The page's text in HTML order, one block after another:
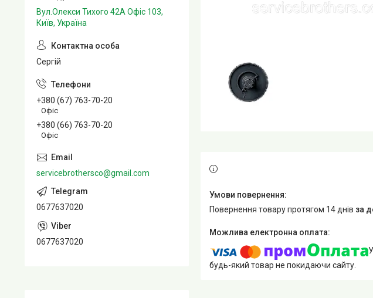
повернення товару протягом 14 днів за
будь-який товар не покидаючи сайту.
Вул.Олекси Тихого 42А Офіс 103,
Київ, Україна
Сергій
+380 (67) 763-70-20
Офіс
+380 (66) 763-70-20
Офіс
servicebrothersco@gmail.com
0677637020
0677637020